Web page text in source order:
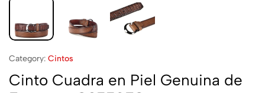
Category: Cintos
Cinto Cuadra en Piel Genuina de